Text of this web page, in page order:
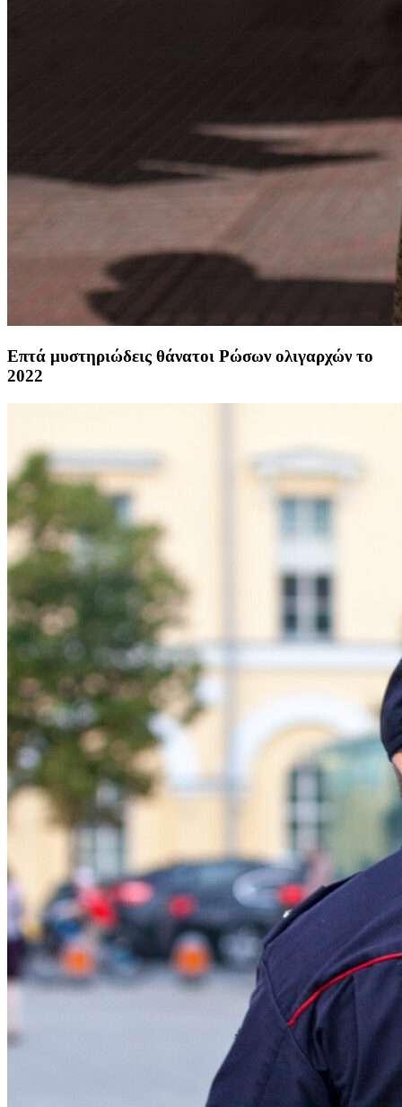
Επτά μυστηριώδεις θάνατοι Ρώσων ολιγαρχών το
2022